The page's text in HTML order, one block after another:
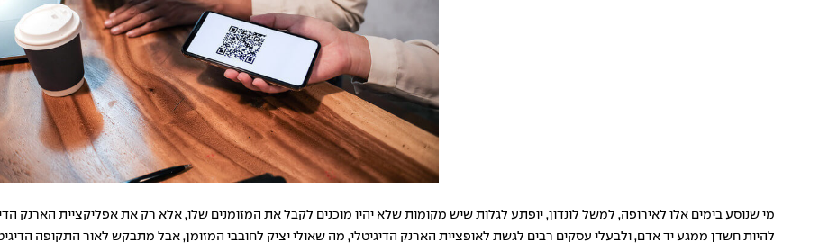
מי שנוסע בימים אלו לאירופה, למשל לונדון, יופתע לגלות שיש מקומות שלא יהיו מוכנים לקבל את המזומנים שלו, אלא רק את אפליקציית הארנק
להיות חשדן ממגע יד אדם, ולבעלי עסקים רבים לגשת לאופציית הארנק הדיגיטלי, מה שאולי יציק לחובבי המזומן, אבל מתבקש לאור התקופה